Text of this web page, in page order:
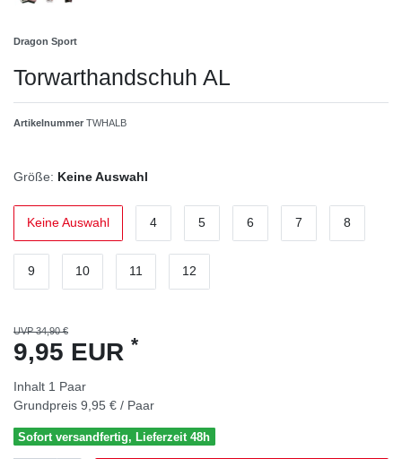
Dragon Sport
Torwarthandschuh AL
Artikelnummer TWHALB
Größe: Keine Auswahl
Keine Auswahl 4 5 6 7 8
9 10 11 12
UVP 34,90 €
9,95 EUR *
Inhalt 1 Paar
Grundpreis 9,95 € / Paar
Sofort versandfertig, Lieferzeit 48h